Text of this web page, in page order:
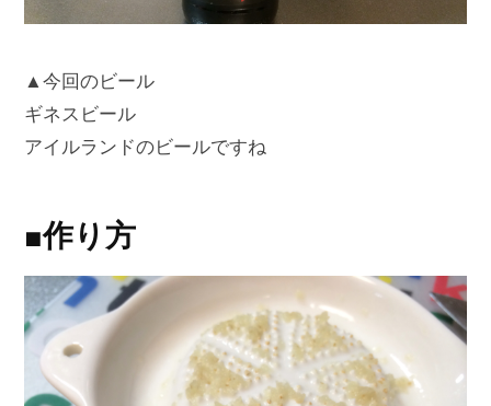
▲今回のビール
ギネスビール
アイルランドのビールですね
■作り方